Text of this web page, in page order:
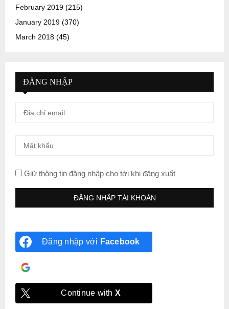
February 2019 (215)
January 2019 (370)
March 2018 (45)
ĐĂNG NHẬP
Giữ thông tin đăng nhập cho tới khi đăng xuất
Đăng nhập với Facebook
Continue with X